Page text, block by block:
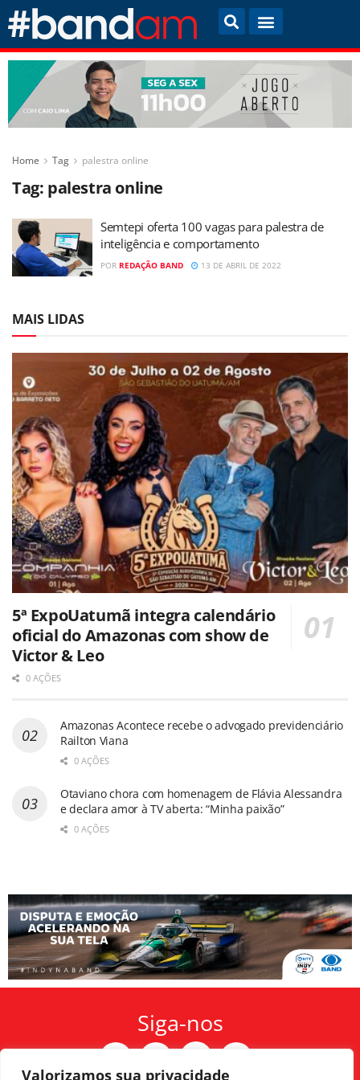
Valorizamos sua privacidade
Home Tag palestra online
Tag: palestra online
Semtepi oferta 100 vagas para palestra de
inteligência e comportamento
POR REDAÇÃO BAND 13 DE ABRIL DE 2022
MAIS LIDAS
5ª ExpoUatumã integra calendário
oficial do Amazonas com show de
Victor & Leo
0 AÇÕES
Amazonas Acontece recebe o advogado previdenciário
Railton Viana
0 AÇÕES
Otaviano chora com homenagem de Flávia Alessandra
e declara amor à TV aberta: “Minha paixão”
0 AÇÕES
Siga-nos